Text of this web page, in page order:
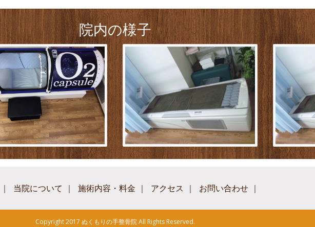
院内の様子
｜ 当院について ｜ 施術内容・料金 ｜ アクセス ｜ お問い合わせ ｜
Copyright 2017 ぬくもりの手整骨院 All Rights Reserved.